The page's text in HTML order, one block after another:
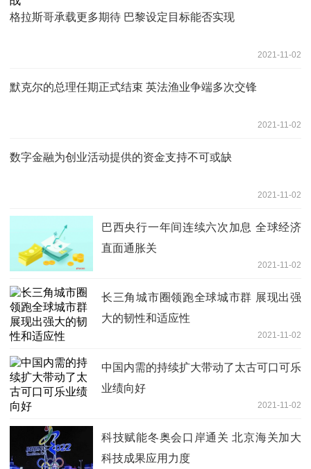
格拉斯哥承载更多期待 巴黎设定目标能否实现
2021-11-02
默克尔的总理任期正式结束 英法渔业争端多次交锋
2021-11-02
数字金融为创业活动提供的资金支持不可或缺
2021-11-02
巴西央行一年间连续六次加息 全球经济
直面通胀关
2021-11-02
长三角城市圈领跑全球城市群 展现出强
大的韧性和适应性
2021-11-02
中国内需的持续扩大带动了太古可口可乐
业绩向好
2021-11-02
科技赋能冬奥会口岸通关 北京海关加大
科技成果应用力度